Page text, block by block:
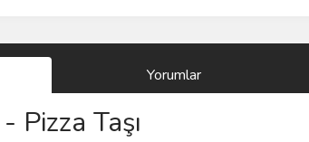
Yorumlar
Pizza Taşı